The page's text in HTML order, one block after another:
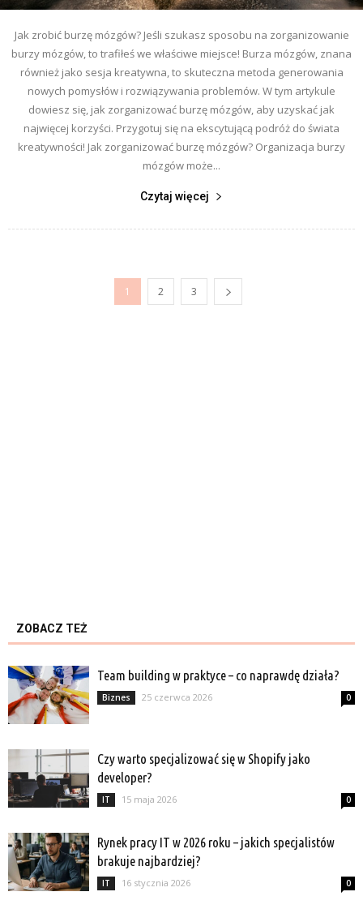
Jak zrobić burzę mózgów? Jeśli szukasz sposobu na zorganizowanie
burzy mózgów, to trafiłeś we właściwe miejsce! Burza mózgów, znana
również jako sesja kreatywna, to skuteczna metoda generowania
nowych pomysłów i rozwiązywania problemów. W tym artykule
dowiesz się, jak zorganizować burzę mózgów, aby uzyskać jak
najwięcej korzyści. Przygotuj się na ekscytującą podróż do świata
kreatywności! Jak zorganizować burzę mózgów? Organizacja burzy
mózgów może...
Czytaj więcej
1 2 3
ZOBACZ TEŻ
Team building w praktyce – co naprawdę działa?
Biznes 25 czerwca 2026 0
Czy warto specjalizować się w Shopify jako
developer?
IT 15 maja 2026 0
Rynek pracy IT w 2026 roku – jakich specjalistów
brakuje najbardziej?
IT 16 stycznia 2026 0